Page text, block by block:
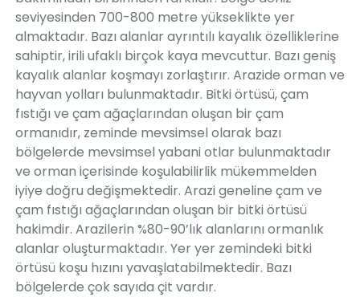
seviyesinden 700-800 metre yükseklikte yer
almaktadır. Bazı alanlar ayrıntılı kayalık özelliklerine
sahiptir, irili ufaklı birçok kaya mevcuttur. Bazı geniş
kayalık alanlar koşmayı zorlaştırır. Arazide orman ve
hayvan yolları bulunmaktadır. Bitki örtüsü, çam
fıstığı ve çam ağaçlarından oluşan bir çam
ormanıdır, zeminde mevsimsel olarak bazı
bölgelerde mevsimsel yabani otlar bulunmaktadır
ve orman içerisinde koşulabilirlik mükemmelden
iyiye doğru değişmektedir. Arazi geneline çam ve
çam fıstığı ağaçlarından oluşan bir bitki örtüsü
hakimdir. Arazilerin %80-90’lık alanlarını ormanlık
alanlar oluşturmaktadır. Yer yer zemindeki bitki
örtüsü koşu hızını yavaşlatabilmektedir. Bazı
bölgelerde çok sayıda çit vardır.